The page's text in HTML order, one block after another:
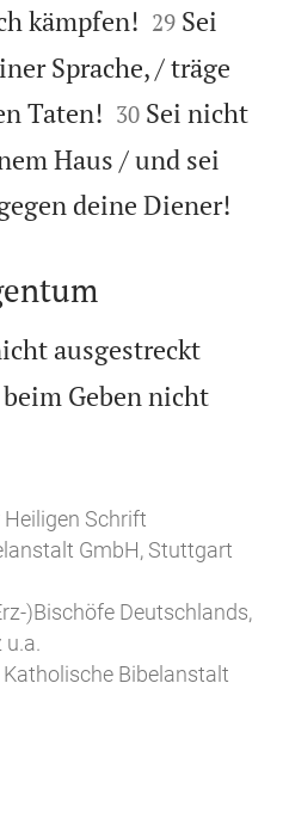
kämpfen! 

29 Sei
Sprache, / träge
Taten! 

30 Sei nicht
Haus / und sei
deine Diener!
ausgestreckt
Geben nicht
Schrift
GmbH, Stuttgart
)Bischöfe Deutschlands,
u.a.
Bibelanstalt